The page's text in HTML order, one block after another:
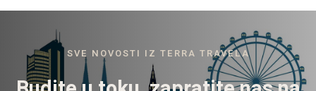
SVE NOVOSTI IZ TERRA TRAVELA